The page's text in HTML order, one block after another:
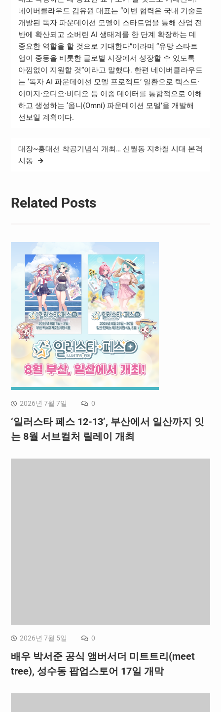
네이버클라우드 김유원 대표는 “이번 협력은 국내 기술로
개발된 독자 파운데이션 모델이 스타트업을 통해 산업 전
반에 확산되고 소버린 AI 생태계를 한 단계 확장하는 데
중요한 역할을 할 것으로 기대한다”이라며 “유망 스타트
업이 중동을 비롯한 글로벌 시장에서 성장할 수 있도록
아낌없이 지원할 것”이라고 말했다. 한편 네이버클라우드
는 ‘독자 AI 파운데이션 모델 프로젝트’ 일환으로 텍스트·
이미지·오디오·비디오 등 이종 데이터를 통합적으로 이해
하고 생성하는 ‘옴니(Omni) 파운데이션 모델’을 개발해
선보일 계획이다.
대장~홍대선 착공기념식 개최… 신월동 지하철 시대 본격
시동
Related Posts
2026년 7월 7일 0
‘일러스타 페스 12-13’, 부산에서 일산까지 잇
는 8월 서브컬처 릴레이 개최
2026년 7월 5일 0
배우 박서준 공식 앰버서더 미트트리(meet
tree), 성수동 팝업스토어 17일 개막